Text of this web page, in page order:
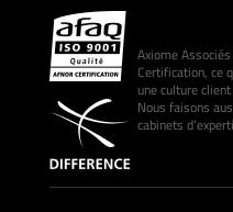
Axiome
Certification, ce
une culture
Nous faisons
cabinets